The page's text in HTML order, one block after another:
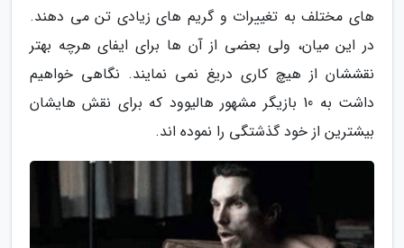
های مختلف به تغییرات و گریم های زیادی تن می دهند.
در این میان، ولی بعضی از آن ها برای ایفای هرچه بهتر
نقششان از هیچ کاری دریغ نمی نمایند. نگاهی خواهیم
داشت به 10 بازیگر مشهور هالیوود که برای نقش هایشان
بیشترین از خود گذشتگی را نموده اند.